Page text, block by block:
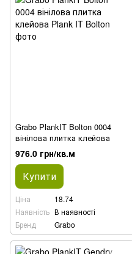
Grabo PlankIT Bolton 0004
вінілова плитка клейова
976.0 грн/кв.м
Купити
Ціна
18.74
Наявність В наявності
Бренд
Grabo